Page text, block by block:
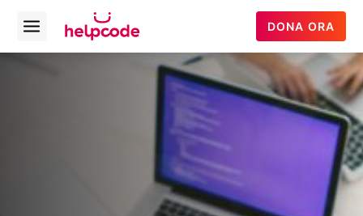
Helpcode
Italia
Open
menu
DONA ORA